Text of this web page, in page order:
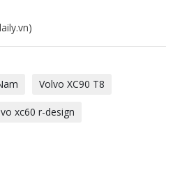
Volvo XC90 T8
xc60 r-design